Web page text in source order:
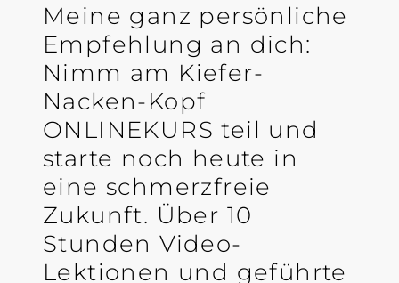
Meine ganz persönliche
Empfehlung an dich:
Nimm am Kiefer-
Nacken-Kopf
ONLINEKURS teil und
starte noch heute in
eine schmerzfreie
Zukunft. Über 10
Stunden Video-
Lektionen und geführte